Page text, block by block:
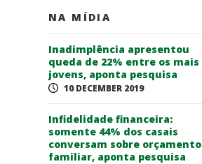
NA MÍDIA
Inadimplência apresentou
queda de 22% entre os mais
jovens, aponta pesquisa
10 DECEMBER 2019
Infidelidade financeira:
somente 44% dos casais
conversam sobre orçamento
familiar, aponta pesquisa